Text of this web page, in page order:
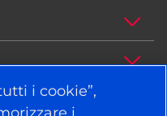
i cookie”,